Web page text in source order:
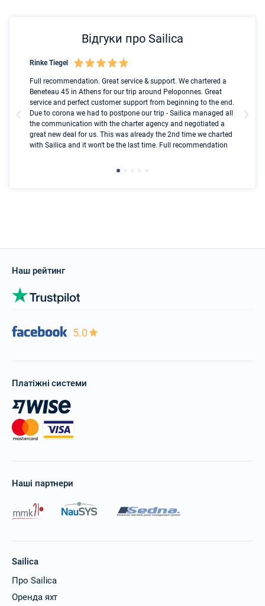
Відгуки про Sailica
Rinke Tiegel
Full recommendation. Great service & support. We chartered a
Beneteau 45 in Athens for our trip around Peloponnes. Great
service and perfect customer support from beginning to the end.
Due to corona we had to postpone our trip - Sailica managed all
the communication with the charter agency and negotiated a
great new deal for us. This was already the 2nd time we charted
with Sailica and it won't be the last time. Full recommendation
Наш рейтинг
5.0
Платіжні системи
Наші партнери
Sailica
Про Sailica
Оренда яхт